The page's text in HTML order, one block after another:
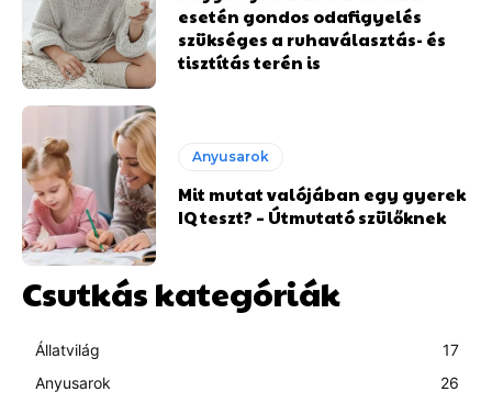
esetén gondos odafigyelés
szükséges a ruhaválasztás- és
tisztítás terén is
Anyusarok
Mit mutat valójában egy gyerek
IQ teszt? – Útmutató szülőknek
Csutkás kategóriák
Állatvilág
17
Anyusarok
26